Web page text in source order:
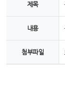
제목
내용
첨부파일